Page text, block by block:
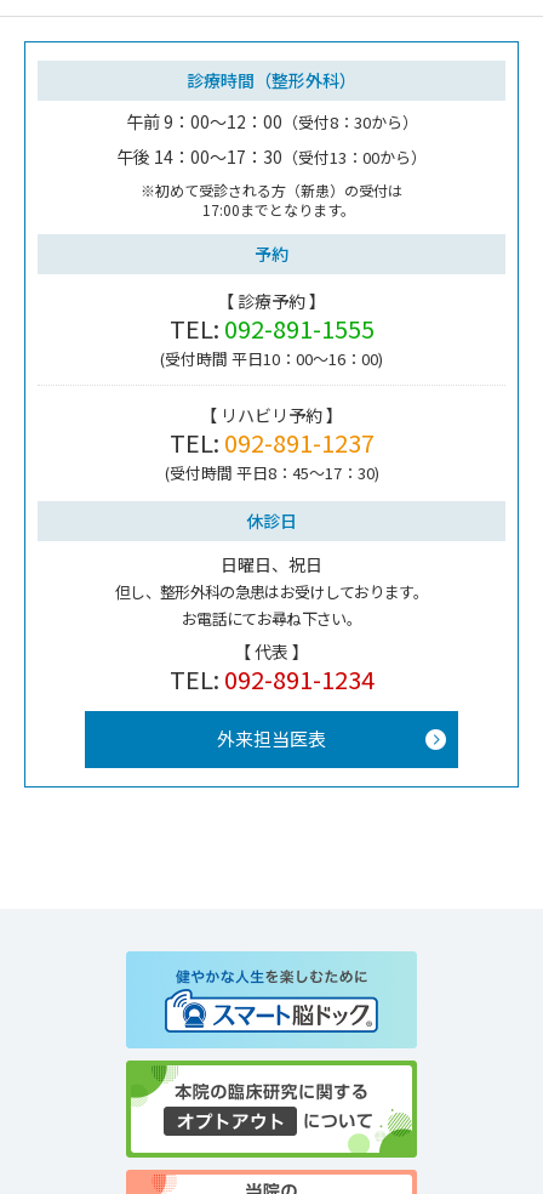
診療時間（整形外科）
午前 9：00～12：00 （受付8：30から）
午後 14：00～17：30 （受付13：00から）
※初めて受診される方（新患）の受付は
17:00までとなります。
予約
【 診療予約 】
TEL: 092-891-1555
(受付時間 平日10：00～16：00)
【 リハビリ予約 】
TEL: 092-891-1237
(受付時間 平日8：45～17：30)
休診日
日曜日、祝日
但し、整形外科の急患はお受けしております。
お電話にてお尋ね下さい。
【 代表 】
TEL: 092-891-1234
外来担当医表